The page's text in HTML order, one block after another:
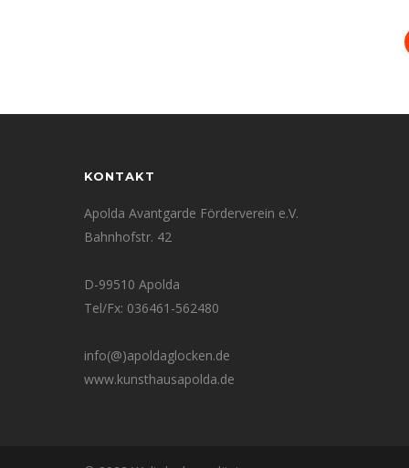
KONTAKT
Apolda Avantgarde Förderverein e.V.
Bahnhofstr. 42
D-99510 Apolda
Tel/Fx: 036461-562480
info(@)apoldaglocken.de
www.kunsthausapolda.de